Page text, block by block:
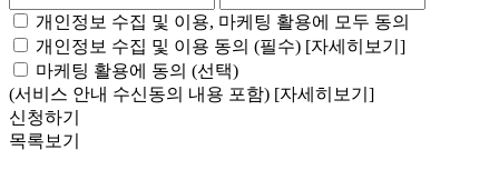
개인정보 수집 및 이용, 마케팅 활용에 모두 동의
개인정보 수집 및 이용 동의 (필수) [자세히보기]
마케팅 활용에 동의 (선택)
(서비스 안내 수신동의 내용 포함) [자세히보기]
신청하기
목록보기